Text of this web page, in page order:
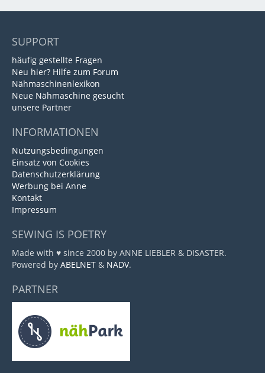
SUPPORT
häufig gestellte Fragen
Neu hier? Hilfe zum Forum
Nähmaschinenlexikon
Neue Nähmaschine gesucht
unsere Partner
INFORMATIONEN
Nutzungsbedingungen
Einsatz von Cookies
Datenschutzerklärung
Werbung bei Anne
Kontakt
Impressum
SEWING IS POETRY
Made with ♥ since 2000 by ANNE LIEBLER & DISASTER.
Powered by ABELNET & NADV.
PARTNER